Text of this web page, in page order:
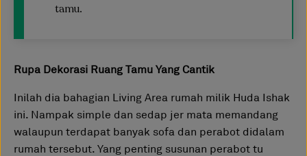
tamu.
Rupa Dekorasi Ruang Tamu Yang Cantik
Inilah dia bahagian Living Area rumah milik Huda Ishak
ini. Nampak simple dan sedap jer mata memandang
walaupun terdapat banyak sofa dan perabot didalam
rumah tersebut. Yang penting susunan perabot tu